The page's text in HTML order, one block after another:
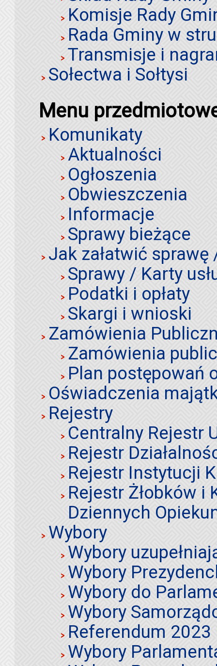
Komisje Rady
Rada Gminy w
Transmisje i
Sołectwa i Sołtysi
Menu
Komunikaty
Aktualności
Ogłoszenia
Obwieszczenia
Informacje
Sprawy bieżące
Jak załatwić sprawę
Sprawy / Karty
Podatki i opłaty
Skargi i wnioski
Zamówienia
Zamówienia
Plan postępowań
Oświadczenia
Rejestry
Centralny Rejestr
Rejestr
Rejestr Instytucji
Rejestr Żłobków i
Dziennych
Wybory
Wybory
Wybory
Wybory do
Wybory
Referendum 2023
Wybory